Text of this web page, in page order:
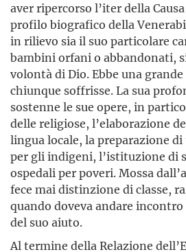
aver ripercorso l’iter della
profilo biografico della
in rilievo sia il suo particolare
bambini orfani o abbandonati,
volontà di Dio. Ebbe una
chiunque soffrisse. La sua
sostenne le sue opere, in
delle religiose, l’elaborazione
lingua locale, la preparazione
per gli indigeni, l’istituzione di
ospedali per poveri. Mossa
fece mai distinzione di classe,
quando doveva andare incontro
del suo aiuto.
Al termine della Relazione